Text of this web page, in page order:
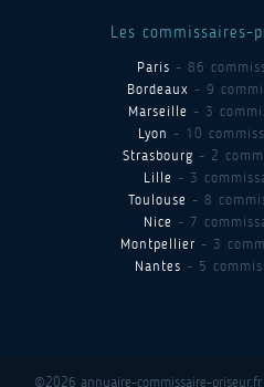
Les commissaires-
Paris - 86
Bordeaux - 9
Marseille - 3
Lyon - 10
Strasbourg - 2
Lille - 3
Toulouse - 8
Nice - 7
Montpellier - 3
Nantes - 5
©2026 annuaire-commissaire-